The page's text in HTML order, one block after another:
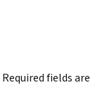
Required fields are